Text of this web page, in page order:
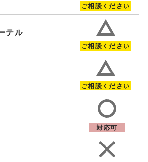
ご相談ください
テル
ご相談ください
ご相談ください
対応可